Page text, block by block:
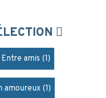
Entre amis (1)
amoureux (1)